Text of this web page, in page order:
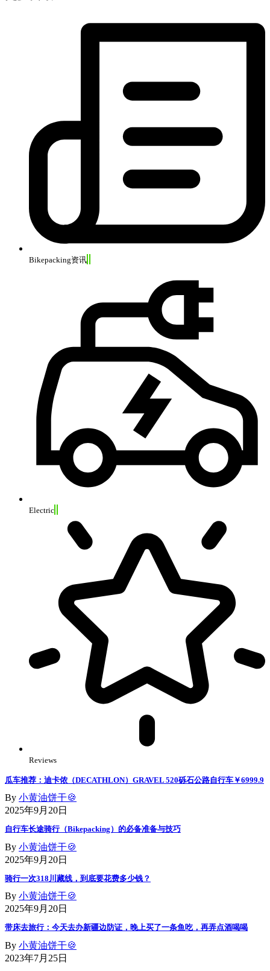
Bikepacking资讯
Electric
Reviews
瓜车推荐：迪卡侬（DECATHLON）GRAVEL 520砾石公路自行车￥6999.9
By 小黄油饼干🍪
2025年9月20日
自行车长途骑行（Bikepacking）的必备准备与技巧
By 小黄油饼干🍪
2025年9月20日
骑行一次318川藏线，到底要花费多少钱？
By 小黄油饼干🍪
2025年9月20日
带床去旅行：今天去办新疆边防证，晚上买了一条鱼吃，再弄点酒喝喝
By 小黄油饼干🍪
2023年7月25日